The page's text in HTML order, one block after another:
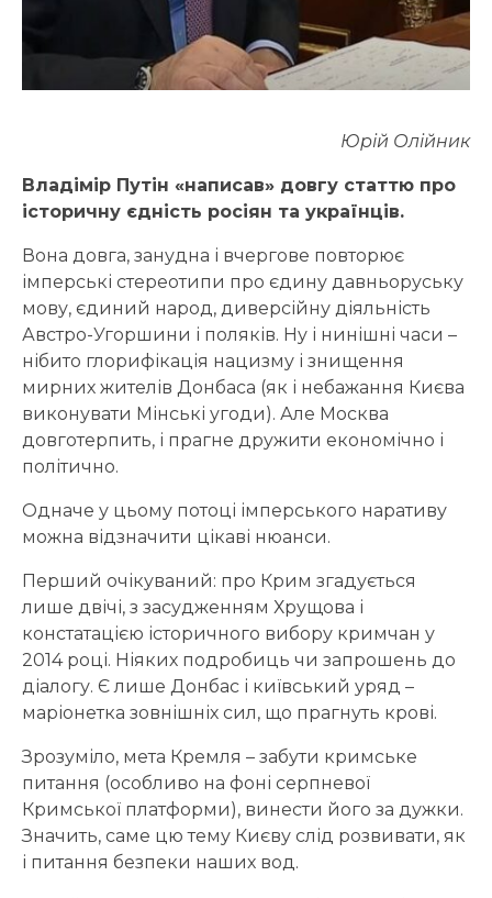
Юрій Олійник
Владімір Путін «написав» довгу статтю про
історичну єдність росіян та українців.
Вона довга, занудна і вчергове повторює
імперські стереотипи про єдину давньоруську
мову, єдиний народ, диверсійну діяльність
Австро-Угоршини і поляків. Ну і нинішні часи –
нібито глорифікація нацизму і знищення
мирних жителів Донбаса (як і небажання Києва
виконувати Мінські угоди). Але Москва
довготерпить, і прагне дружити економічно і
політично.
Одначе у цьому потоці імперського наративу
можна відзначити цікаві нюанси.
Перший очікуваний: про Крим згадується
лише двічі, з засудженням Хрущова і
констатацією історичного вибору кримчан у
2014 році. Ніяких подробиць чи запрошень до
діалогу. Є лише Донбас і київський уряд –
маріонетка зовнішніх сил, що прагнуть крові.
Зрозуміло, мета Кремля – забути кримське
питання (особливо на фоні серпневої
Кримської платформи), винести його за дужки.
Значить, саме цю тему Києву слід розвивати, як
і питання безпеки наших вод.